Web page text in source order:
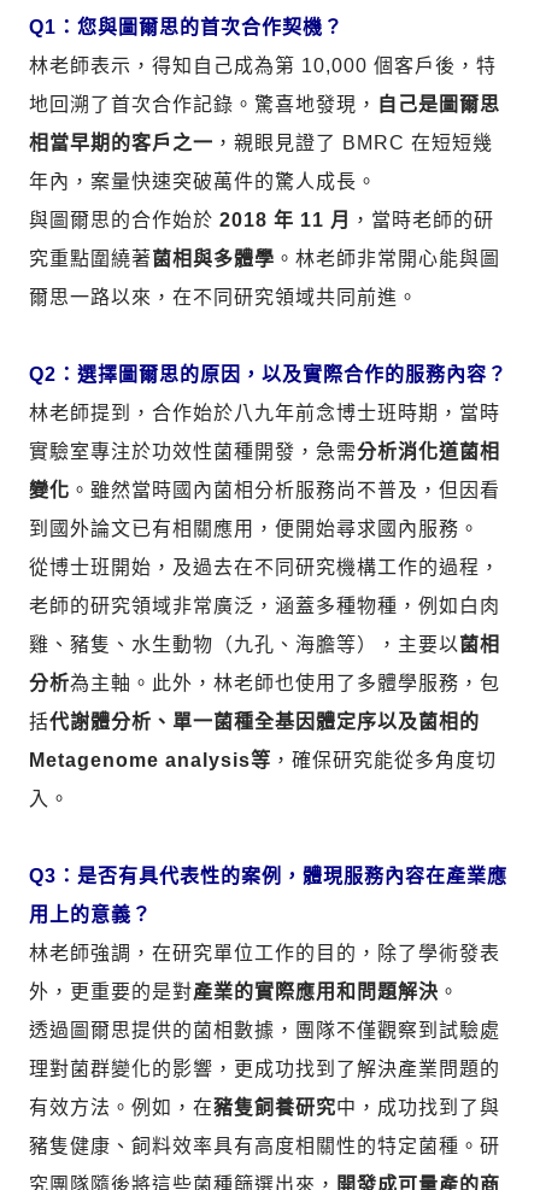
Q1：您與圖爾思的首次合作契機？
林老師表示，得知自己成為第 10,000 個客戶後，特
地回溯了首次合作記錄。驚喜地發現， 自己是圖爾思
相當早期的客戶之一 ，親眼見證了 BMRC 在短短幾
年內，案量快速突破萬件的驚人成長。
與圖爾思的合作始於 2018 年 11 月
，當時老師的研
究重點圍繞著菌相與多體學 。林老師非常開心能與圖
爾思一路以來，在不同研究領域共同前進。
Q2：選擇圖爾思的原因，以及實際合作的服務內容？
林老師提到，合作始於八九年前念博士班時期，當時
實驗室專注於功效性菌種開發，急需分析消化道菌相
變化 。雖然當時國內菌相分析服務尚不普及，但因看
到國外論文已有相關應用，便開始尋求國內服務。
從博士班開始，及過去在不同研究機構工作的過程，
老師的研究領域非常廣泛，涵蓋多種物種，例如白肉
雞、豬隻、水生動物（九孔、海膽等），主要以菌相
分析為主軸。此外，林老師也使用了多體學服務，包
括代謝體分析、單一菌種全基因體定序以及菌相的
Metagenome analysis等 ，確保研究能從多角度切
入。
Q3：是否有具代表性的案例，體現服務內容在產業應
用上的意義？
林老師強調，在研究單位工作的目的，除了學術發表
外，更重要的是對產業的實際應用和問題解決 。
透過圖爾思提供的菌相數據，團隊不僅觀察到試驗處
理對菌群變化的影響，更成功找到了解決產業問題的
有效方法。例如，在豬隻飼養研究中，成功找到了與
豬隻健康、飼料效率具有高度相關性的特定菌種。研
究團隊隨後將這些菌種篩選出來， 開發成可量產的商